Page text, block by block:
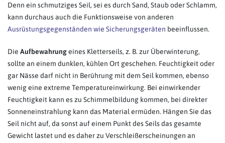
Denn ein schmutziges Seil, sei es durch Sand, Staub oder Schlamm,
kann durchaus auch die Funktionsweise von anderen
Ausrüstungsgegenständen wie Sicherungsgeräten beeinflussen.
Die Aufbewahrungeines Kletterseils, z. B. zur Überwinterung,
sollte an einem dunklen, kühlen Ort geschehen. Feuchtigkeit oder
gar Nässe darf nicht in Berührung mit dem Seil kommen, ebenso
wenig eine extreme Temperatureinwirkung. Bei einwirkender
Feuchtigkeit kann es zu Schimmelbildung kommen, bei direkter
Sonneneinstrahlung kann das Material ermüden. Hängen Sie das
Seil nicht auf, da sonst auf einem Punkt des Seils das gesamte
Gewicht lastet und es daher zu Verschleißerscheinungen an